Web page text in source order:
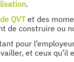
.
QVTet des
de construire ou
pour
et ceux qu’il